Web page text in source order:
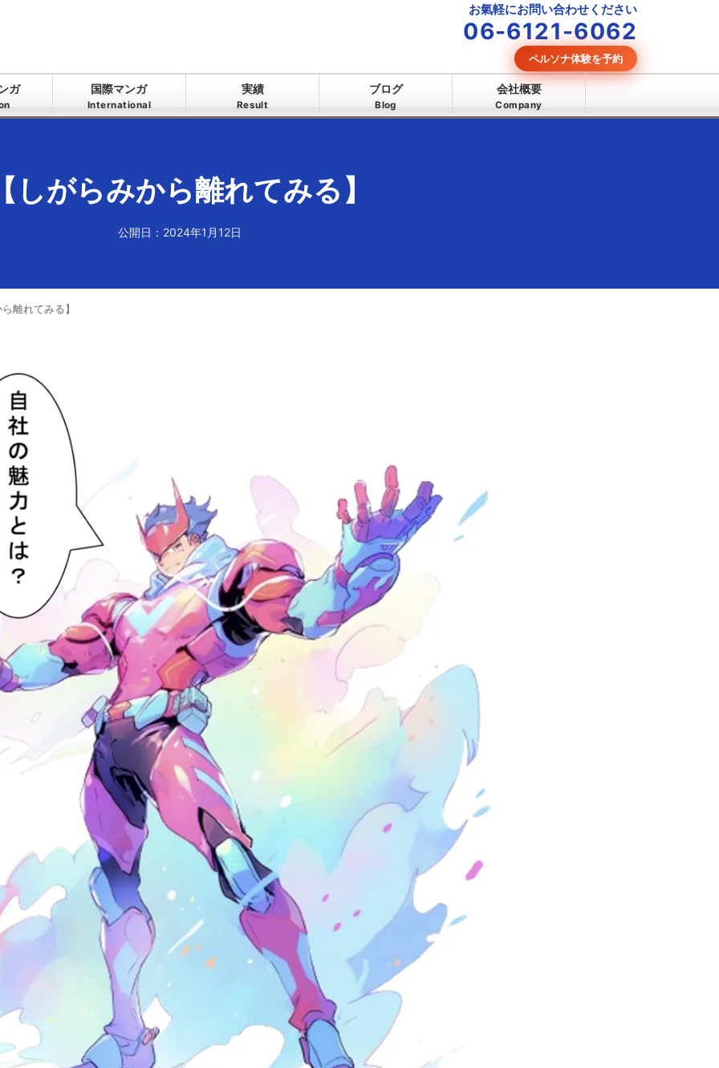
お氣軽にお問い合わせください
06-6121-6062
ペルソナ体験を予約
ガ 国際マンガ
International
実績
Result
ブログ
Blog
会社概要
Company
しがらみから離れてみる】
公開日：2024年1月12日
離れてみる】